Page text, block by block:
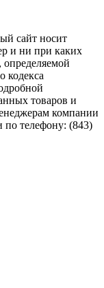
сайт носит
и ни при каких
определяемой
кодекса
товаров и
компании
телефону: (843)